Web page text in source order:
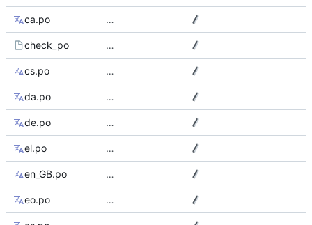
ca.po …
check_po …
cs.po …
da.po …
de.po …
el.po …
en_GB.po …
eo.po …